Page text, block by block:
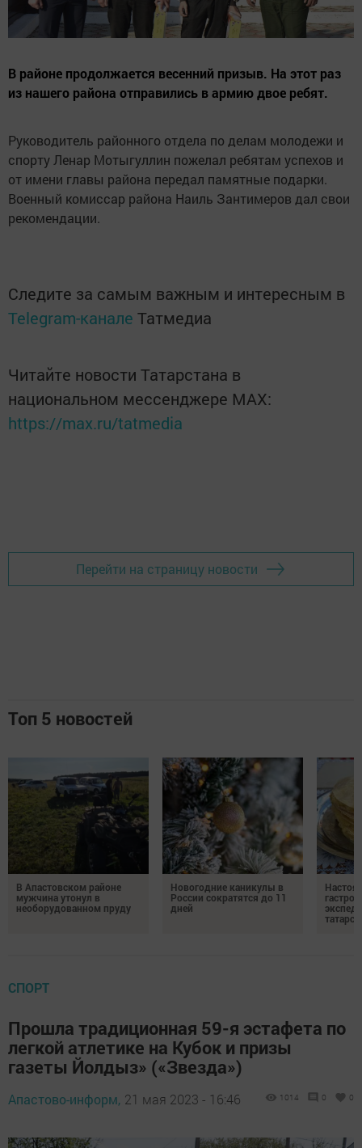
В районе продолжается весенний призыв. На этот раз
из нашего района отправились в армию двое ребят.
Руководитель районного отдела по делам молодежи и
спорту Ленар Мотыгуллин пожелал ребятам успехов и
от имени главы района передал памятные подарки.
Военный комиссар района Наиль Зантимеров дал свои
рекомендации.
Следите за самым важным и интересным в
Telegram-канале Татмедиа
Читайте новости Татарстана в
национальном мессенджере MАХ:
https://max.ru/tatmedia
Перейти на страницу новости
Топ 5 новостей
В Апастовском районе
мужчина утонул в
необорудованном пруду
Новогодние каникулы в
России сократятся до 11
дней
СПОРТ
Прошла традиционная 59-я эстафета по
легкой атлетике на Кубок и призы
газеты Йолдыз» («Звезда»)
Апастово-информ, 21 мая 2023 - 16:46 1014 0 0